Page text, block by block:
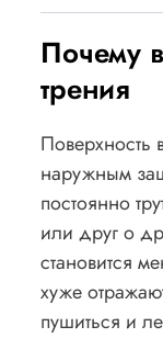
Почему
трения
Поверхность
наружным
постоянно
или друг о
становится
хуже
пушиться и